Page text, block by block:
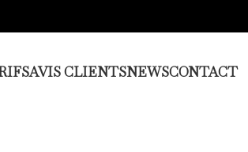
AVIS CLIENTSNEWSCONTACT